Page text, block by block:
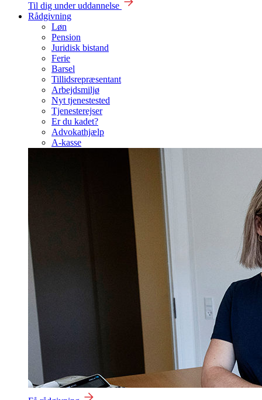
Til dig under uddannelse
Rådgivning
Løn
Pension
Juridisk bistand
Ferie
Barsel
Tillidsrepræsentant
Arbejdsmiljø
Nyt tjenestested
Tjenesterejser
Er du kadet?
Advokathjælp
A-kasse